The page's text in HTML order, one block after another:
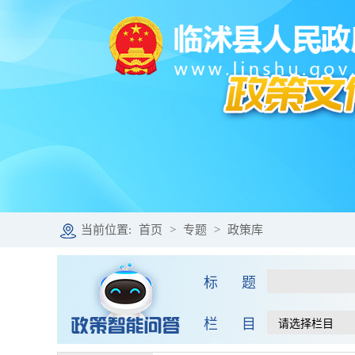
当前位置: 首页 > 专题 > 政策库
标 题
栏 目